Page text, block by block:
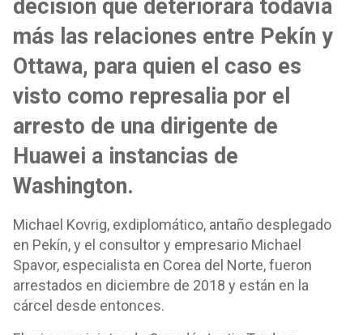
decisión que deteriorará todavía
más las relaciones entre Pekín y
Ottawa, para quien el caso es
visto como represalia por el
arresto de una dirigente de
Huawei a instancias de
Washington.
Michael Kovrig, exdiplomático, antaño desplegado
en Pekín, y el consultor y empresario Michael
Spavor, especialista en Corea del Norte, fueron
arrestados en diciembre de 2018 y están en la
cárcel desde entonces.